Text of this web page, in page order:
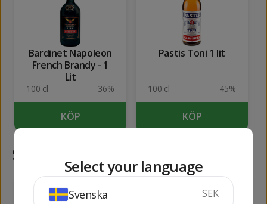
Bardinet Napoleon
French Brandy - 1
Lit
100 cl 36%
KÖP
Pastis Toni 1 lit
100 cl 45%
KÖP
Samma kategori
149kr 215
Select your language
Svenska SEK